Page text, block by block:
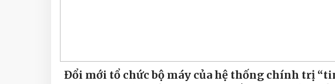
Đổi mới tổ chức bộ máy của hệ thống chính trị